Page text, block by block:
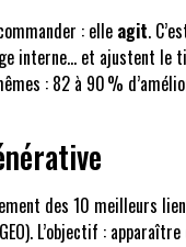
: elle agit.
interne… et ajustent le
: 82 à 90 %
des 10 meilleurs
L’objectif :